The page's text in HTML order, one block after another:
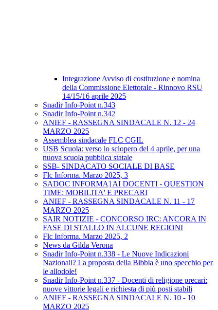
Integrazione Avviso di costituzione e nomina
della Commissione Elettorale - Rinnovo RSU
14/15/16 aprile 2025
Snadir Info-Point n.343
Snadir Info-Point n.342
ANIEF - RASSEGNA SINDACALE N. 12 - 24
MARZO 2025
Assemblea sindacale FLC CGIL
USB Scuola: verso lo sciopero del 4 aprile, per una
nuova scuola pubblica statale
SSB- SINDACATO SOCIALE DI BASE
Flc Informa. Marzo 2025, 3
SADOC INFORMA] AI DOCENTI - QUESTION
TIME: MOBILITA' E PRECARI
ANIEF - RASSEGNA SINDACALE N. 11 - 17
MARZO 2025
SAIR NOTIZIE - CONCORSO IRC: ANCORA IN
FASE DI STALLO IN ALCUNE REGIONI
Flc Informa. Marzo 2025, 2
News da Gilda Verona
Snadir Info-Point n.338 - Le Nuove Indicazioni
Nazionali? La proposta della Bibbia è uno specchio per
le allodole!
Snadir Info-Point n.337 - Docenti di religione precari:
nuove vittorie legali e richiesta di più posti stabili
ANIEF - RASSEGNA SINDACALE N. 10 - 10
MARZO 2025